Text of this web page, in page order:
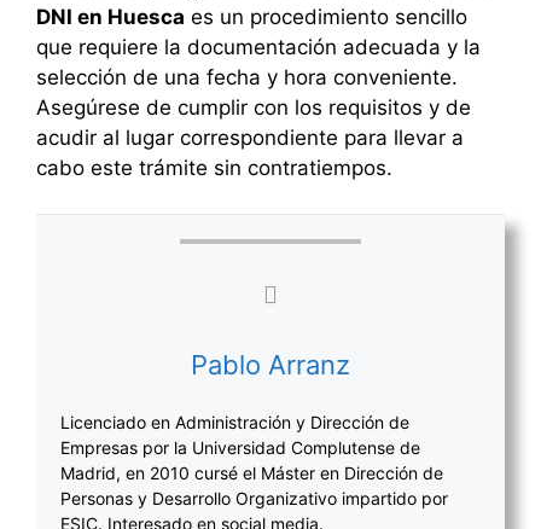
DNI en Huesca es un procedimiento sencillo
que requiere la documentación adecuada y la
selección de una fecha y hora conveniente.
Asegúrese de cumplir con los requisitos y de
acudir al lugar correspondiente para llevar a
cabo este trámite sin contratiempos.
Pablo Arranz
Licenciado en Administración y Dirección de
Empresas por la Universidad Complutense de
Madrid, en 2010 cursé el Máster en Dirección de
Personas y Desarrollo Organizativo impartido por
ESIC. Interesado en social media.